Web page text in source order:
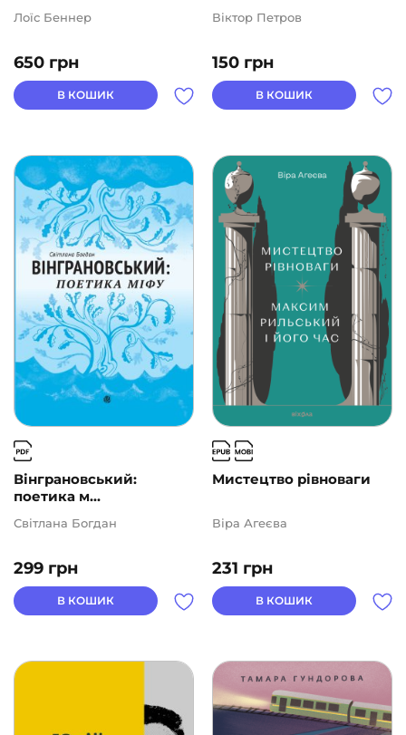
650 грн
Лоїс Беннер
В КОШИК
150 грн
Віктор Петров
В КОШИК
Вінграновський:
поетика м...
299 грн
Світлана Богдан
В КОШИК
Мистецтво рівноваги
231 грн
Віра Агеєва
В КОШИК